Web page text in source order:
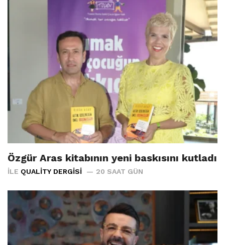
Özgür Aras kitabının yeni baskısını kutladı
İLE QUALITY DERGISI 20 SAAT GÜN